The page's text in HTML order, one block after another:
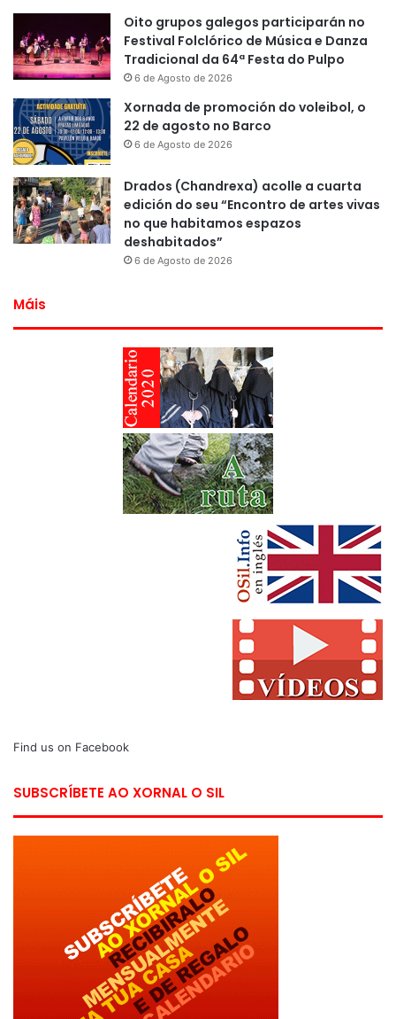
Oito grupos galegos participarán no
Festival Folclórico de Música e Danza
Tradicional da 64ª Festa do Pulpo
6 de Agosto de 2026
Xornada de promoción do voleibol, o
22 de agosto no Barco
6 de Agosto de 2026
Drados (Chandrexa) acolle a cuarta
edición do seu “Encontro de artes vivas
no que habitamos espazos
deshabitados”
6 de Agosto de 2026
Máis
Find us on Facebook
SUBSCRÍBETE AO XORNAL O SIL